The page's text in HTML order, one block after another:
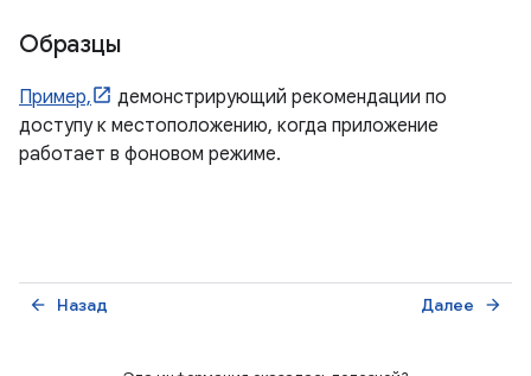
Образцы
Пример,
демонстрирующий рекомендации по
доступу к местоположению, когда приложение
работает в фоновом режиме.
Назад
arrow_back Далее arrow_forward